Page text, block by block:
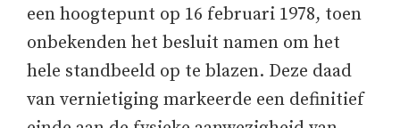
een hoogtepunt op 16 februari 1978, toen
onbekenden het besluit namen om het
hele standbeeld op te blazen. Deze daad
van vernietiging markeerde een definitief